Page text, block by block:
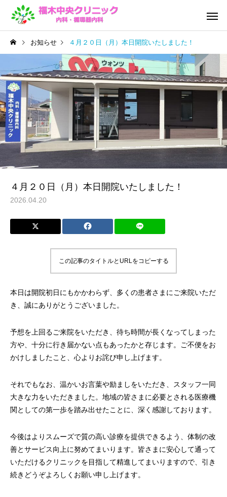
院内機器紹介
お知らせ ４月２０日（月）本日開院いたしました！
４月２０日（月）本日開院いたしました！
2026.04.20
この記事のタイトルとURLをコピーする
本日は開院初日にもかかわらず、多くの患者さまにご来院いただ
き、誠にありがとうございました。
予想を上回るご来院をいただき、待ち時間が長くなってしまった
方や、十分に行き届かない点もあったかと存じます。ご不便をお
かけしましたこと、心よりお詫び申し上げます。
それでもなお、温かいお言葉や励ましをいただき、スタッフ一同
大きな力をいただきました。地域の皆さまに必要とされる医療機
関としての第一歩を踏み出せたことに、深く感謝しております。
今後はよりスムーズで質の高い診療を提供できるよう、体制の改
善とサービス向上に努めてまいります。皆さまに安心して通って
いただけるクリニックを目指して精進してまいりますので、引き
続きどうぞよろしくお願い申し上げます。